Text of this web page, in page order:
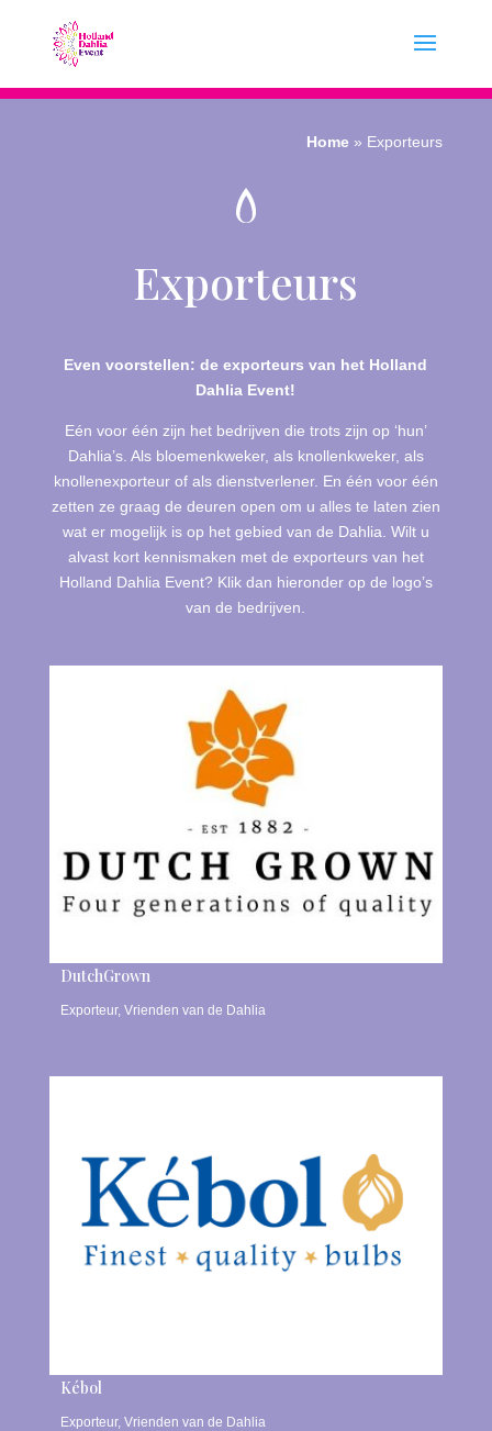
Home » Exporteurs
Exporteurs
Even voorstellen: de exporteurs van het Holland
Dahlia Event!
Eén voor één zijn het bedrijven die trots zijn op ‘hun’
Dahlia’s. Als bloemenkweker, als knollenkweker, als
knollenexporteur of als dienstverlener. En één voor één
zetten ze graag de deuren open om u alles te laten zien
wat er mogelijk is op het gebied van de Dahlia. Wilt u
alvast kort kennismaken met de exporteurs van het
Holland Dahlia Event? Klik dan hieronder op de logo’s
van de bedrijven.
DutchGrown
Exporteur, Vrienden van de Dahlia
Kébol
Exporteur, Vrienden van de Dahlia